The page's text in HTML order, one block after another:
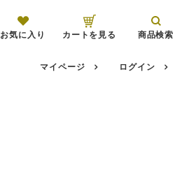
お気に入り カートを見る 商品検索
マイページ ログイン